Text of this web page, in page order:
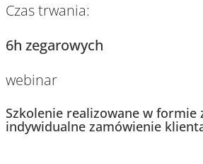
Czas trwania:
6h zegarowych
webinar
Szkolenie realizowane w formie
indywidualne zamówienie